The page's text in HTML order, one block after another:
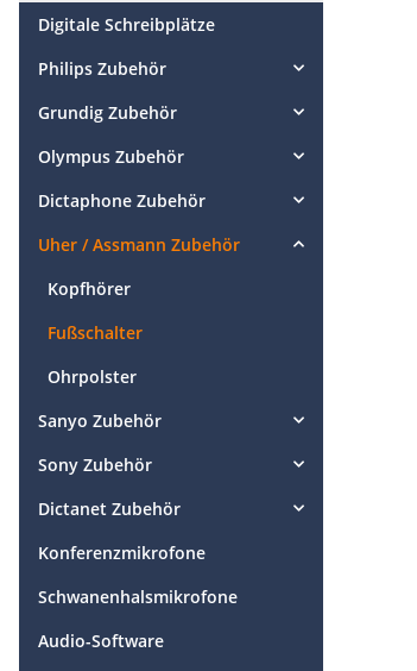
Digitale Schreibplätze
Philips Zubehör
Grundig Zubehör
Olympus Zubehör
Dictaphone Zubehör
Uher / Assmann Zubehör
Kopfhörer
Fußschalter
Ohrpolster
Sanyo Zubehör
Sony Zubehör
Dictanet Zubehör
Konferenzmikrofone
Schwanenhalsmikrofone
Audio-Software